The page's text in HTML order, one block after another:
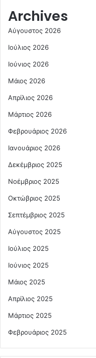
Archives
Αύγουστος 2026
Ιούλιος 2026
Ιούνιος 2026
Μάιος 2026
Απρίλιος 2026
Μάρτιος 2026
Φεβρουάριος 2026
Ιανουάριος 2026
Δεκέμβριος 2025
Νοέμβριος 2025
Οκτώβριος 2025
Σεπτέμβριος 2025
Αύγουστος 2025
Ιούλιος 2025
Ιούνιος 2025
Μάιος 2025
Απρίλιος 2025
Μάρτιος 2025
Φεβρουάριος 2025